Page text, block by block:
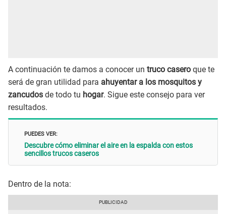
A continuación te damos a conocer un truco casero que te
será de gran utilidad para ahuyentar a los mosquitos y
zancudos de todo tu hogar. Sigue este consejo para ver
resultados.
PUEDES VER:
Descubre cómo eliminar el aire en la espalda con estos
sencillos trucos caseros
Dentro de la nota: